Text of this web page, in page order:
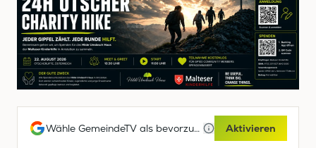
Wähle GemeindeTV als bevorzugte Google-Quelle Aktivieren